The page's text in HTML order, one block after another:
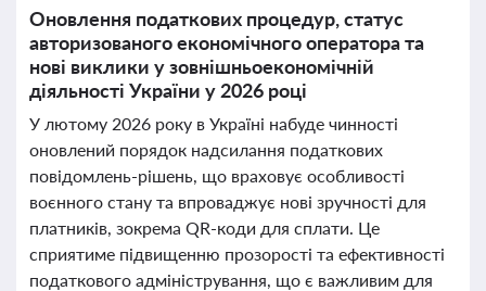
Оновлення податкових процедур, статус
авторизованого економічного оператора та
нові виклики у зовнішньоекономічній
діяльності України у 2026 році
У лютому 2026 року в Україні набуде чинності
оновлений порядок надсилання податкових
повідомлень-рішень, що враховує особливості
воєнного стану та впроваджує нові зручності для
платників, зокрема QR-коди для сплати. Це
сприятиме підвищенню прозорості та ефективності
податкового адміністрування, що є важливим для